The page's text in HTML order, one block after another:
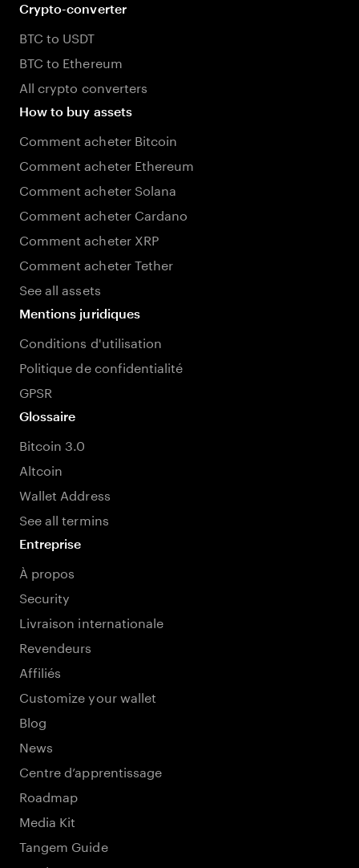
Crypto-converter
BTC to USDT
BTC to Ethereum
All crypto converters
How to buy assets
Comment acheter Bitcoin
Comment acheter Ethereum
Comment acheter Solana
Comment acheter Cardano
Comment acheter XRP
Comment acheter Tether
See all assets
Mentions juridiques
Conditions d'utilisation
Politique de confidentialité
GPSR
Glossaire
Bitcoin 3.0
Altcoin
Wallet Address
See all termins
Entreprise
À propos
Security
Livraison internationale
Revendeurs
Affiliés
Customize your wallet
Blog
News
Centre d’apprentissage
Roadmap
Media Kit
Tangem Guide